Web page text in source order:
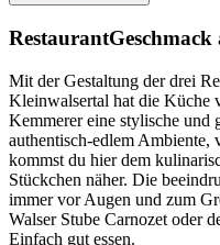
Restaurant
Mit der Gestaltung der drei
Kleinwalsertal hat die Küche
Kemmerer eine stylische und
authentisch-edlem Ambiente,
kommst du hier dem
Stückchen näher. Die
immer vor Augen und zum
Walser Stube Carnozet oder
Einfach gut essen.